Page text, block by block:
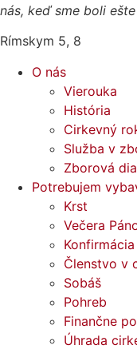
nás, keď sme boli ešte
Rímskym 5, 8
O nás
Vierouka
História
Cirkevný
Služba v
Zborová
Potrebujem
Krst
Večera
Konfirmácia
Členstvo v
Sobáš
Pohreb
Finančne
Úhrada